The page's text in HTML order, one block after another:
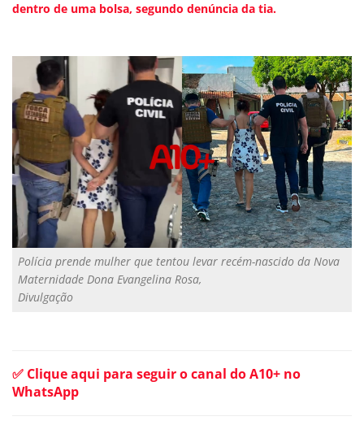
dentro de uma bolsa, segundo denúncia da tia.
Polícia prende mulher que tentou levar recém-nascido da Nova
Maternidade Dona Evangelina Rosa,
Divulgação
✅ Clique aqui para seguir o canal do A10+ no
WhatsApp